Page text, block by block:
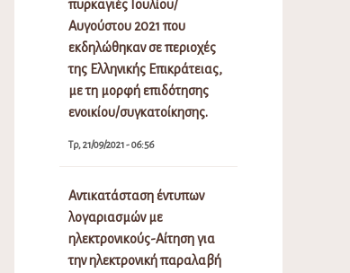
πυρκαγιές Ιουλίου/
Αυγούστου 2021 που
εκδηλώθηκαν σε περιοχές
της Ελληνικής Επικράτειας,
με τη μορφή επιδότησης
ενοικίου/συγκατοίκησης.
Τρ, 21/09/2021 - 06:56
Αντικατάσταση έντυπων
λογαριασμών με
ηλεκτρονικούς-Αίτηση για
την ηλεκτρονική παραλαβή